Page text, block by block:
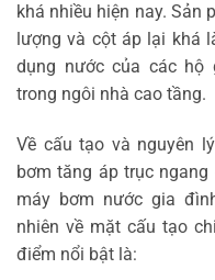
khá nhiều hiện nay. Sản
lượng và cột áp lại khá
dụng nước của các hộ
trong ngôi nhà cao tầng.
Về cấu tạo và nguyên
bơm tăng áp trục
máy bơm nước gia
nhiên về mặt cấu tạo
điểm nổi bật là: